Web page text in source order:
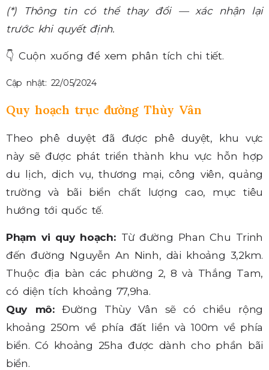
(*) Thông tin có thể thay đổi — xác nhận lại
trước khi quyết định.
👇 Cuộn xuống để xem phân tích chi tiết.
Cập nhật: 22/05/2024
Quy hoạch trục đường Thùy Vân
Theo phê duyệt đã được phê duyệt, khu vực
này sẽ được phát triển thành khu vực hỗn hợp
du lịch, dịch vụ, thương mại, công viên, quảng
trường và bãi biển chất lượng cao, mục tiêu
hướng tới quốc tế.
Phạm vi quy hoạch: Từ đường Phan Chu Trinh
đến đường Nguyễn An Ninh, dài khoảng 3,2km.
Thuộc địa bàn các phường 2, 8 và Thắng Tam,
có diện tích khoảng 77,9ha.
Quy mô:Đường Thùy Vân sẽ có chiều rộng
khoảng 250m về phía đất liền và 100m về phía
biển. Có khoảng 25ha được dành cho phần bãi
biển.